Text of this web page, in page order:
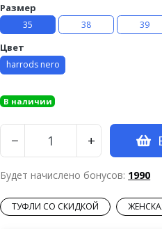
Размер
35 38 39
Цвет
harrods nero
В наличии
− +
Будет начислено бонусов: 1990
ТУФЛИ СО СКИДКОЙ